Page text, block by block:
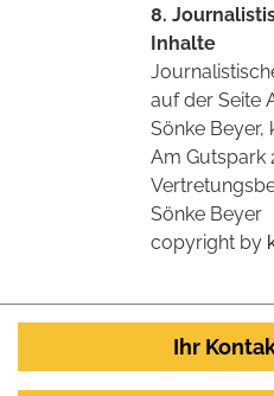
8.
Inhalte
auf der Seite
Sönke Beyer,
Am Gutspark
Sönke Beyer
copyright by
Ihr